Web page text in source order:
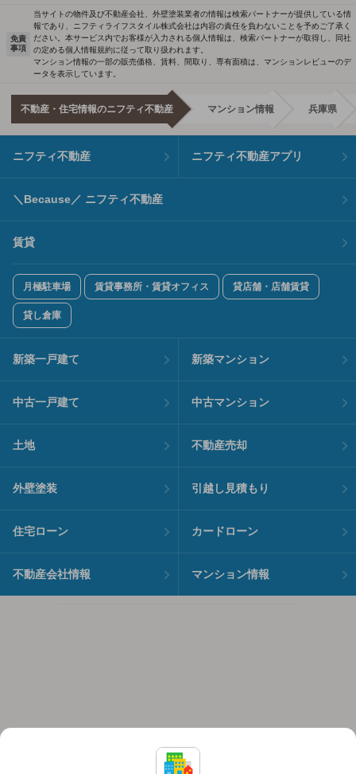
免責
事項
当サイトの物件及び不動産会社、外壁塗装業者の情報は検索パートナーが提供している情
報であり、ニフティライフスタイル株式会社は内容の責任を負わないことを予めご了承く
ださい。本サービス内でお客様が入力される個人情報は、検索パートナーが取得し、同社
の定める個人情報規約に従って取り扱われます。
マンション情報の一部の販売価格、賃料、間取り、専有面積は、マンションレビューのデ
ータを表示しています。
不動産・住宅情報のニフティ不動産 マンション情報 兵庫県
ニフティ不動産 ニフティ不動産アプリ
＼Because／ ニフティ不動産
賃貸
月極駐車場 賃貸事務所・賃貸オフィス 貸店舗・店舗賃貸
貸し倉庫
新築一戸建て 新築マンション
中古一戸建て 中古マンション
土地 不動産売却
外壁塗装 引越し見積もり
住宅ローン カードローン
不動産会社情報 マンション情報